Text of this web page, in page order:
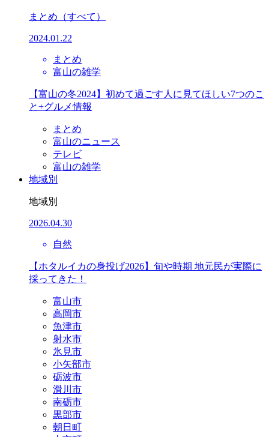
まとめ （すべて）
2024.01.22
まとめ
富山の雑学
【富山の冬2024】初めて過ごす人に見てほしい7つのこ
と+グルメ情報
まとめ
富山のニュース
テレビ
富山の雑学
地域別
地域別
2026.04.30
自然
【ホタルイカの身投げ2026】旬や時期 地元民が実際に
採ってきた！
富山市
高岡市
魚津市
射水市
氷見市
小矢部市
砺波市
滑川市
南砺市
黒部市
朝日町